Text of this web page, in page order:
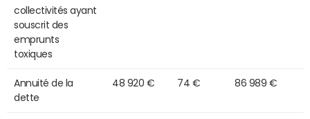
collectivités ayant
souscrit des
emprunts
toxiques
Annuité de la
dette
48 920 € 74 € 86 989 €